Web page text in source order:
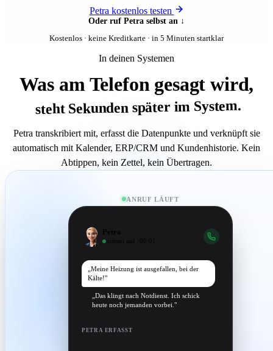
Petra kostenlos testen
Oder ruf Petra selbst an ↓
Kostenlos · keine Kreditkarte · in 5 Minuten startklar
In deinen Systemen
Was am Telefon gesagt wird,
steht Sekunden später im System.
Petra transkribiert mit, erfasst die Datenpunkte und verknüpft sie
automatisch mit Kalender, ERP/CRM und Kundenhistorie. Kein
Abtippen, kein Zettel, kein Übertragen.
ANRUF LÄUFT
Petra
nimmt auf ·
„Meine Heizung ist ausgefallen, bei der
Kälte!"
„Das klingt nach Notdienst. Ich schick
heute noch jemanden vorbei."
PETRA ERFASST